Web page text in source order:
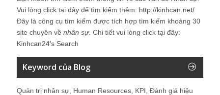
Vui lòng click tại đây để tìm kiếm thêm: http://kinhcan.net/
Đây là công cụ tìm kiếm được tích hợp tìm kiếm khoảng 30
site chuyên về nhân sự. Chi tiết vui lòng click tại đây:
Kinhcan24′s Search
Keyword của Blog
Quản trị nhân sự, Human Resources, KPI, Đánh giá hiệu